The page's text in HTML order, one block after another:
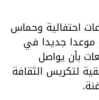
احتفالية وحماس
موعدا جديدا في
بأن يواصل
لتكريس الثقافة